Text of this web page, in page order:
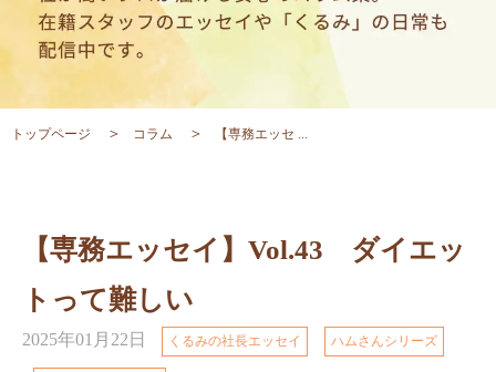
トップページ コラム 【専務エッセ ...
【専務エッセイ】Vol.43 ダイエッ
トって難しい
2025年01月22日 くるみの社長エッセイ ハムさんシリーズ